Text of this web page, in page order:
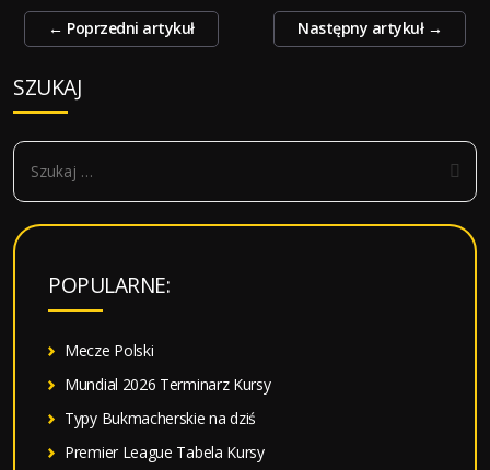
Zobacz
← Poprzedni artykuł Następny artykuł →
SZUKAJ
S
k
POPULARNE:
Mecze Polski
Mundial 2026 Terminarz Kursy
Typy Bukmacherskie na dziś
Premier League Tabela Kursy